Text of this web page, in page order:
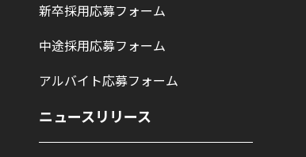
新卒採用応募フォーム
中途採用応募フォーム
アルバイト応募フォーム
ニュースリリース